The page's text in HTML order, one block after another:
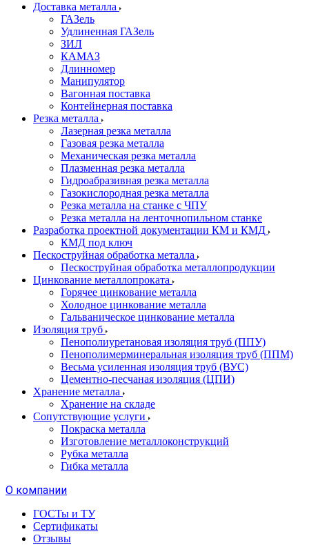
Доставка металла
ГАЗель
Удлиненная ГАЗель
ЗИЛ
КАМАЗ
Длинномер
Манипулятор
Вагонная поставка
Контейнерная поставка
Резка металла
Лазерная резка металла
Газовая резка металла
Механическая резка металла
Плазменная резка металла
Гидроабразивная резка металла
Газокислородная резка металла
Резка металла на станке с ЧПУ
Резка металла на ленточнопильном станке
Разработка проектной документации КМ и КМД
КМД под ключ
Пескоструйная обработка металла
Пескоструйная обработка металлопродукции
Цинкование металлопроката
Горячее цинкование металла
Холодное цинкование металла
Гальваническое цинкование металла
Изоляция труб
Пенополиуретановая изоляция труб (ППУ)
Пенополимерминеральная изоляция труб (ППМ)
Весьма усиленная изоляция труб (ВУС)
Цементно-песчаная изоляция (ЦПИ)
Хранение металла
Хранение на складе
Сопутствующие услуги
Покраска металла
Изготовление металлоконструкций
Рубка металла
Гибка металла
О компании
ГОСТы и ТУ
Сертификаты
Отзывы